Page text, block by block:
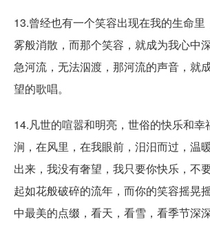
13.曾经也有一个笑容出现在我的生命里
雾般消散，而那个笑容，就成为我心中
急河流，无法泅渡，那河流的声音，就
望的歌唱。
14.凡世的喧嚣和明亮，世俗的快乐和幸
涧，在风里，在我眼前，汨汨而过，温
出来，我没有奢望，我只要你快乐，不
起如花般破碎的流年，而你的笑容摇晃
中最美的点缀，看天，看雪，看季节深深